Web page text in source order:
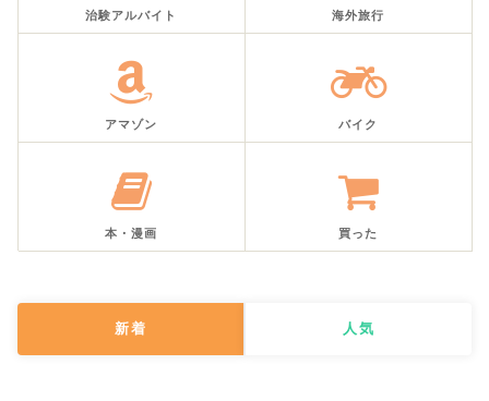
治験アルバイト 海外旅行
アマゾン バイク
本・漫画 買った
新着 人気